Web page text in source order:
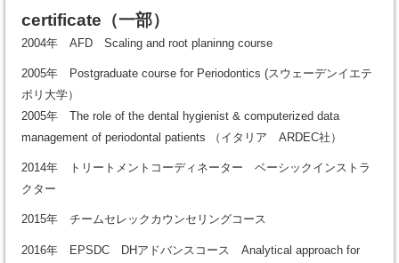
certificate （一部）
2004年 AFD Scaling and root planinng course
2005年 Postgraduate course for Periodontics (スウェーデンイエテ
ボリ大学）
2005年 The role of the dental hygienist & computerized data
management of periodontal patients （イタリア ARDEC社）
2014年 トリートメントコーディネーター ベーシックインストラ
クター
2015年 チームセレックカウンセリングコース
2016年 EPSDC DHアドバンスコース Analytical approach for